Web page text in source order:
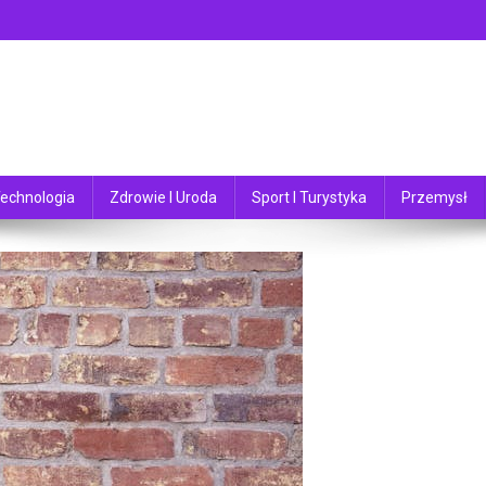
Zdrowie I Uroda Sport I Turystyka Przemysł